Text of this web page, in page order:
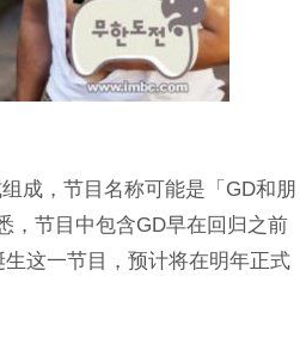
成，节目名称可能是「GD和朋
，节目中包含GD早在回归之前
这一节目，预计将在明年正式